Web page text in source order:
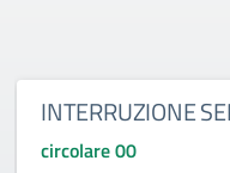
INTERRUZIONE
circolare 00